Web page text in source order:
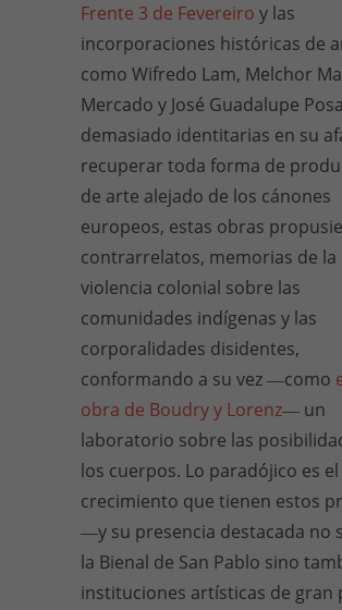
Frente 3 de Fevereiro y las
incorporaciones históricas de
como Wifredo Lam, Melchor
Mercado y José Guadalupe
demasiado identitarias en su
recuperar toda forma de
de arte alejado de los cánones
europeos, estas obras
contrarrelatos, memorias de la
violencia colonial sobre las
comunidades indígenas y las
corporalidades disidentes,
conformando a su vez ―como
obra de Boudry y Lorenz― un
laboratorio sobre las
los cuerpos. Lo paradójico es el
crecimiento que tienen estos
―y su presencia destacada no
la Bienal de San Pablo sino
instituciones artísticas de gran